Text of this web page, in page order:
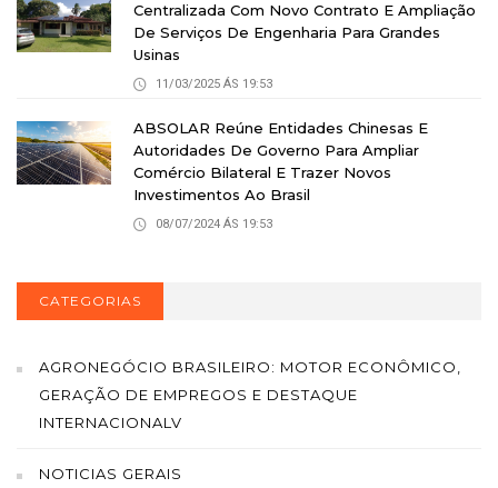
Centralizada Com Novo Contrato E Ampliação
De Serviços De Engenharia Para Grandes
Usinas
11/03/2025 ÁS 19:53
ABSOLAR Reúne Entidades Chinesas E
Autoridades De Governo Para Ampliar
Comércio Bilateral E Trazer Novos
Investimentos Ao Brasil
08/07/2024 ÁS 19:53
CATEGORIAS
AGRONEGÓCIO BRASILEIRO: MOTOR ECONÔMICO,
GERAÇÃO DE EMPREGOS E DESTAQUE
INTERNACIONALV
NOTICIAS GERAIS